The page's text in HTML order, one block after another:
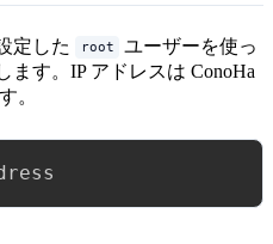
定した root
ユーザーを使っ
ます。IP アドレスは ConoHa
。